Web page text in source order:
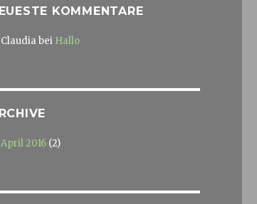
KOMMENTARE
Claudia bei Hallo
April 2016 (2)